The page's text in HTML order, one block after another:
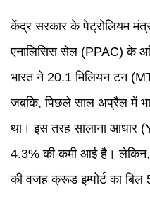
केंद्र सरकार के पेट्रोलियम
एनालिसिस सेल (PPAC) के
भारत ने 20.1 मिलियन टन
जबकि, पिछले साल अप्रैल में
था। इस तरह सालाना आधार
4.3% की कमी आई है।
की वजह क्रूड इम्पोर्ट का बिल